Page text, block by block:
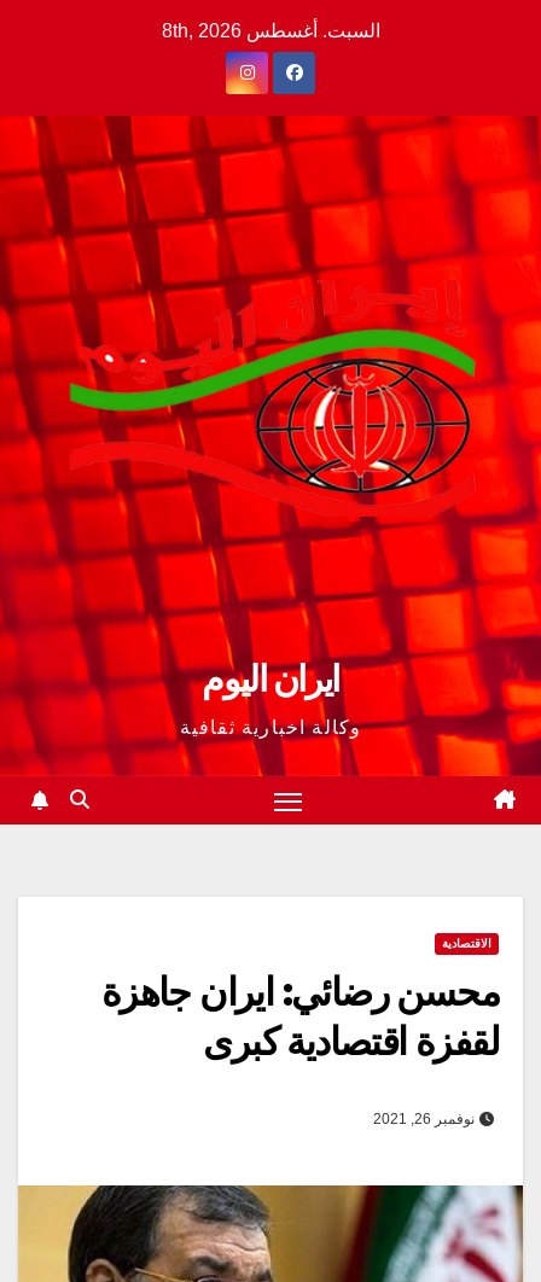
السبت. أغسطس 8th, 2026
ايران اليوم
وكالة اخبارية ثقافية
الاقتصادية
محسن رضائي: ايران جاهزة
لقفزة اقتصادية كبرى
نوفمبر 26, 2021